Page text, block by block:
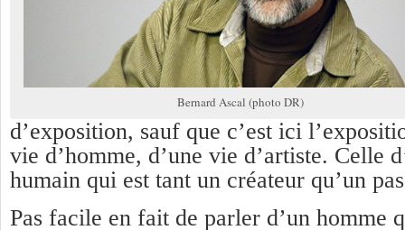
Bernard Ascal (photo DR)
d’exposition, sauf que c’est ici
vie d’homme, d’une vie d’artiste. Celle
humain qui est tant un créateur qu’un
Pas facile en fait de parler d’un homme